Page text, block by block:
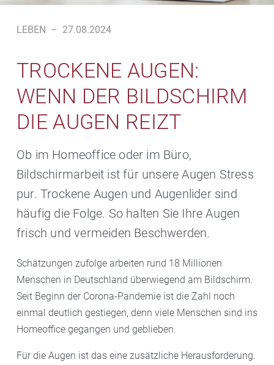
LEBEN – 27.08.2024
TROCKENE AUGEN:
WENN DER BILDSCHIRM
DIE AUGEN REIZT
Ob im Homeoffice oder im Büro,
Bildschirmarbeit ist für unsere Augen Stress
pur. Trockene Augen und Augenlider sind
häufig die Folge. So halten Sie Ihre Augen
frisch und vermeiden Beschwerden.
Schätzungen zufolge arbeiten rund 18 Millionen
Menschen in Deutschland überwiegend am Bildschirm.
Seit Beginn der Corona-Pandemie ist die Zahl noch
einmal deutlich gestiegen, denn viele Menschen sind ins
Homeoffice gegangen und geblieben.
Für die Augen ist das eine zusätzliche Herausforderung.